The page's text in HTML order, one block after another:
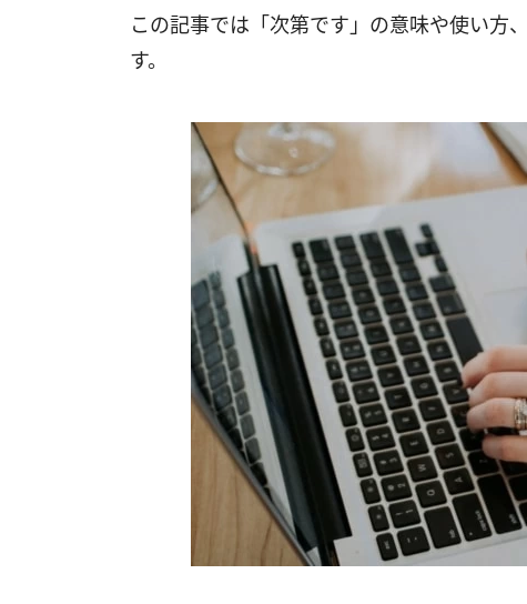
この記事では「次第です」の意味や使い方
す。